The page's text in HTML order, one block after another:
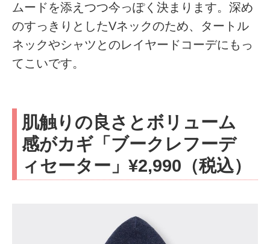
ムードを添えつつ今っぽく決まります。深め
のすっきりとしたVネックのため、タートル
ネックやシャツとのレイヤードコーデにもっ
てこいです。
肌触りの良さとボリューム
感がカギ「ブークレフーデ
ィセーター」¥2,990（税込）